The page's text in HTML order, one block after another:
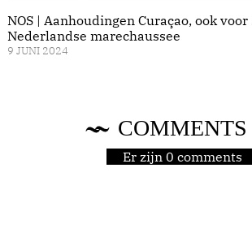
NOS | Aanhoudingen Curaçao, ook
Nederlandse marechaussee
9 JUNI 2024
COMMENTS
Er zijn 0 comments